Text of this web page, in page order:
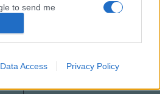
to send me
to enable storage
Data Access Privacy Policy